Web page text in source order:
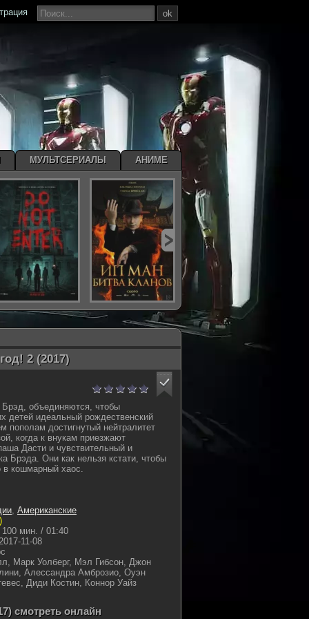
2 (2017)
объединяются, чтобы
детей идеальный рождественский
пополам достигнутый нейтралитет
когда к внукам приезжают
Дасти и чувствительный и
Брэда. Они как нельзя кстати, чтобы
в кошмарный хаос.
, Американские
100 мин. / 01:40
11-08
Марк Уолберг, Мэл Гибсон, Джон
Алессандра Амброзио, Оуэн
Диди Костин, Коннор Уайз
смотреть онлайн
ok
МУЛЬТСЕРИАЛЫ АНИМЕ